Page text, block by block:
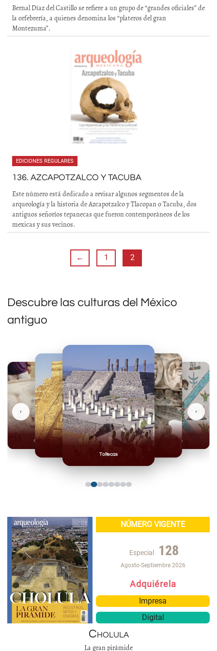
Bernal Díaz del Castillo se refiere a un grupo de “grandes oficiales” de
la orfebrería, a quienes denomina los “plateros del gran
Montezuma”.
EDICIONES REGULARES
136. AZCAPOTZALCO Y TACUBA
Este número está dedicado a revisar algunos segmentos de la
arqueología y la historia de Azcapotzalco y Tlacopan o Tacuba, dos
antiguos señoríos tepanecas que fueron contemporáneos de los
mexicas y sus vecinos.
← 1 2
Descubre las culturas del México
antiguo
Toltecas
Mexicas
Olmecas
‹ ›
NÚMERO VIGENTE
Especial 128
Agosto-Septiembre 2026
Adquiérela
Impresa
Digital
Cholula
La gran pirámide